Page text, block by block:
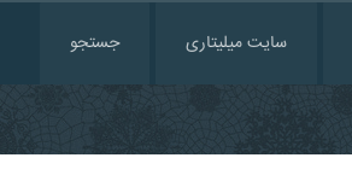
سایت میلیتاری جستجو